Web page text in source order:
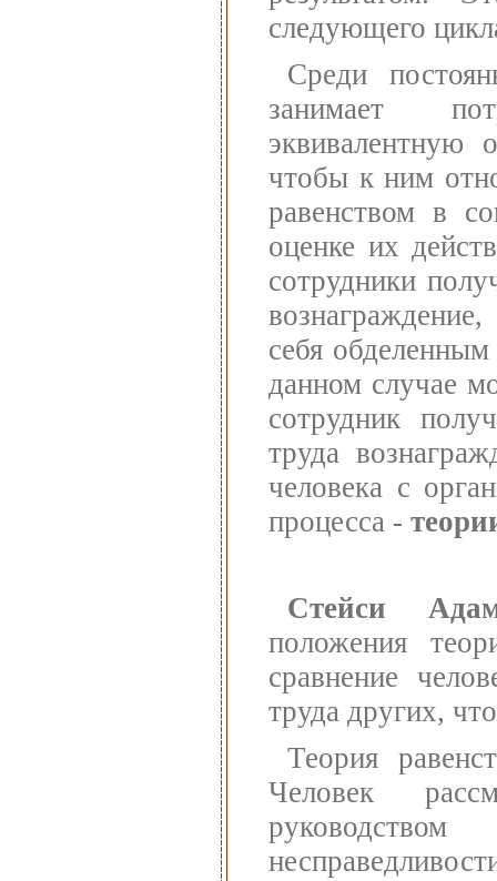
следующего
Среди
занимает
эквивалентную
чтобы к ним
равенством в
оценке их
сотрудники
себя
данном случае
сотрудник
труда
человека с
процесса -
Стейси
положения
сравнение
труда других,
Теория
Человек